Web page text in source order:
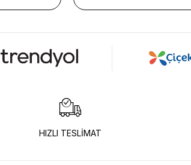
HIZLI TESLİMAT